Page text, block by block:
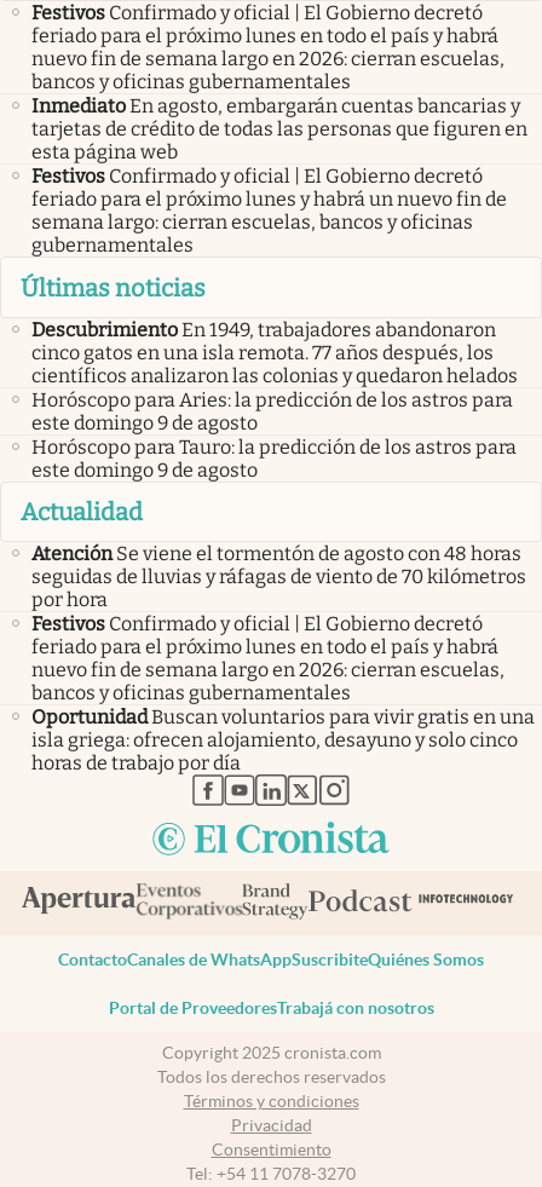
Festivos Confirmado y oficial | El Gobierno decretó
feriado para el próximo lunes en todo el país y habrá
nuevo fin de semana largo en 2026: cierran escuelas,
bancos y oficinas gubernamentales
InmediatoEn agosto, embargarán cuentas bancarias y
tarjetas de crédito de todas las personas que figuren en
esta página web
Festivos Confirmado y oficial | El Gobierno decretó
feriado para el próximo lunes y habrá un nuevo fin de
semana largo: cierran escuelas, bancos y oficinas
gubernamentales
Últimas noticias
DescubrimientoEn 1949, trabajadores abandonaron
cinco gatos en una isla remota. 77 años después, los
científicos analizaron las colonias y quedaron helados
Horóscopo para Aries: la predicción de los astros para
este domingo 9 de agosto
Horóscopo para Tauro: la predicción de los astros para
este domingo 9 de agosto
Actualidad
Atención Se viene el tormentón de agosto con 48 horas
seguidas de lluvias y ráfagas de viento de 70 kilómetros
por hora
Festivos Confirmado y oficial | El Gobierno decretó
feriado para el próximo lunes en todo el país y habrá
nuevo fin de semana largo en 2026: cierran escuelas,
bancos y oficinas gubernamentales
OportunidadBuscan voluntarios para vivir gratis en una
isla griega: ofrecen alojamiento, desayuno y solo cinco
horas de trabajo por día
abre en nueva pestaña
abre en nueva pestaña
abre en nueva pestaña
abre en nueva pestaña
abre en nueva pestaña
ContactoCanales de WhatsAppSuscribiteQuiénes Somos
Portal de ProveedoresTrabajá con nosotros
Copyright 2025 cronista.com
Todos los derechos reservados
Términos y condiciones
Privacidad
Consentimiento
Tel: +54 11 7078-3270